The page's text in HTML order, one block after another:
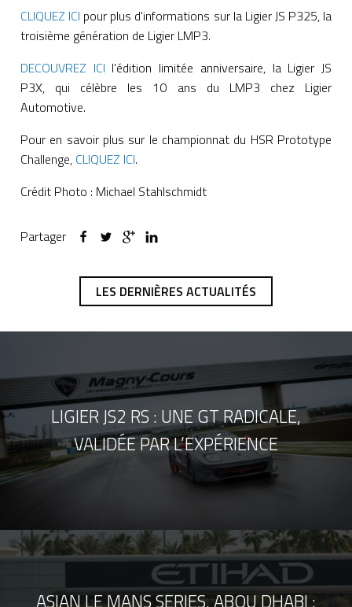
CLIQUEZ ICI pour plus d'informations sur la Ligier JS P325, la
troisième génération de Ligier LMP3.
DECOUVREZ ICI l'édition limitée anniversaire, la Ligier JS
P3X, qui célèbre les 10 ans du LMP3 chez Ligier
Automotive.
Pour en savoir plus sur le championnat du HSR Prototype
Challenge, CLIQUEZ ICI.
Crédit Photo : Michael Stahlschmidt
Partager
LES DERNIÈRES ACTUALITÉS
LIGIER JS2 RS : UNE GT RADICALE,
VALIDÉE PAR L’EXPÉRIENCE
ASIAN LE MANS SERIES, ABOU DHABI :